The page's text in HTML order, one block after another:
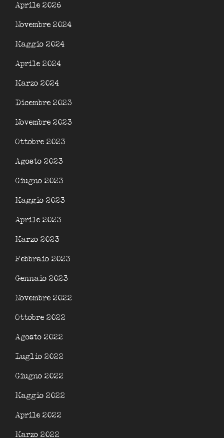
Aprile 2026
Novembre 2024
Maggio 2024
Aprile 2024
Marzo 2024
Dicembre 2023
Novembre 2023
Ottobre 2023
Agosto 2023
Giugno 2023
Maggio 2023
Aprile 2023
Marzo 2023
Febbraio 2023
Gennaio 2023
Novembre 2022
Ottobre 2022
Agosto 2022
Luglio 2022
Giugno 2022
Maggio 2022
Aprile 2022
Marzo 2022